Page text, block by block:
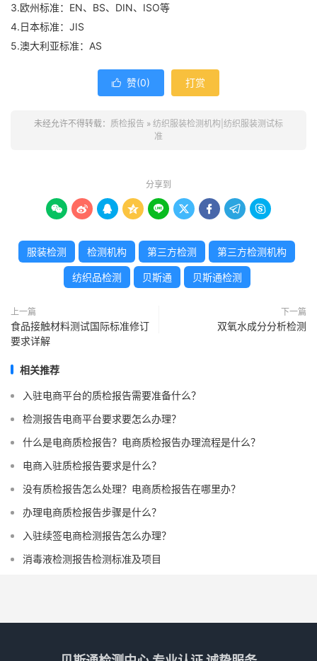
3.欧州标准：EN、BS、DIN、ISO等
4.日本标准：JIS
5.澳大利亚标准：AS
 赞(0) 打赏
未经允许不得转载： 质检报告 » 纺织服装检测机构|纺织服装测试标
准
分享到
        
服装检测 检测机构 第三方检测 第三方检测机构
纺织品检测 贝斯通 贝斯通检测
上一篇
食品接触材料测试国际标准修订
要求详解
下一篇
双氧水成分分析检测
相关推荐
入驻电商平台的质检报告需要准备什么？
检测报告电商平台要求要怎么办理？
什么是电商质检报告？电商质检报告办理流程是什么？
电商入驻质检报告要求是什么？
没有质检报告怎么处理？电商质检报告在哪里办？
办理电商质检报告步骤是什么？
入驻续签电商检测报告怎么办理？
消毒液检测报告检测标准及项目